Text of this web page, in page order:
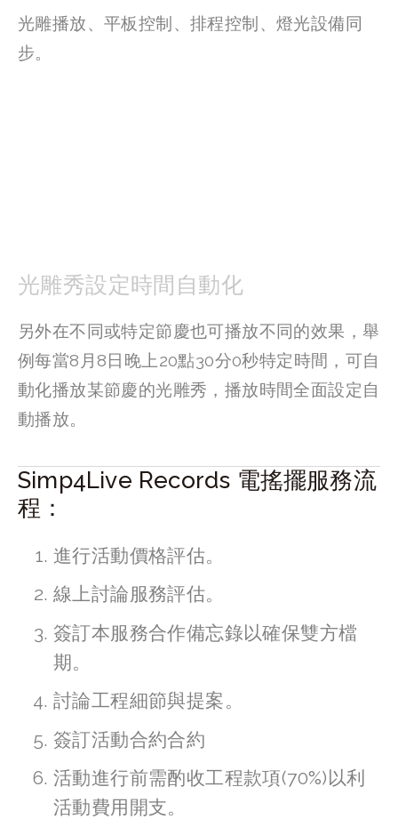
光雕播放、平板控制、排程控制、燈光設備同
步。
光雕秀設定時間自動化
另外在不同或特定節慶也可播放不同的效果，舉
例每當8月8日晚上20點30分0秒特定時間，可自
動化播放某節慶的光雕秀，播放時間全面設定自
動播放。
Simp4Live Records 電搖擺服務流
程：
進行活動價格評估。
線上討論服務評估。
簽訂本服務合作備忘錄以確保雙方檔
期。
討論工程細節與提案。
簽訂活動合約合約
活動進行前需酌收工程款項(70%)以利
活動費用開支。